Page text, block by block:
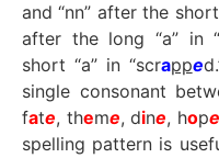
and “nn” after the short
after the long “a” in
short “a” in “scrappe
single consonant
fate, theme, dine, hope
spelling pattern is